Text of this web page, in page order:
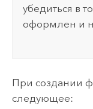
убедиться в
оформлен и
При создании
следующее: